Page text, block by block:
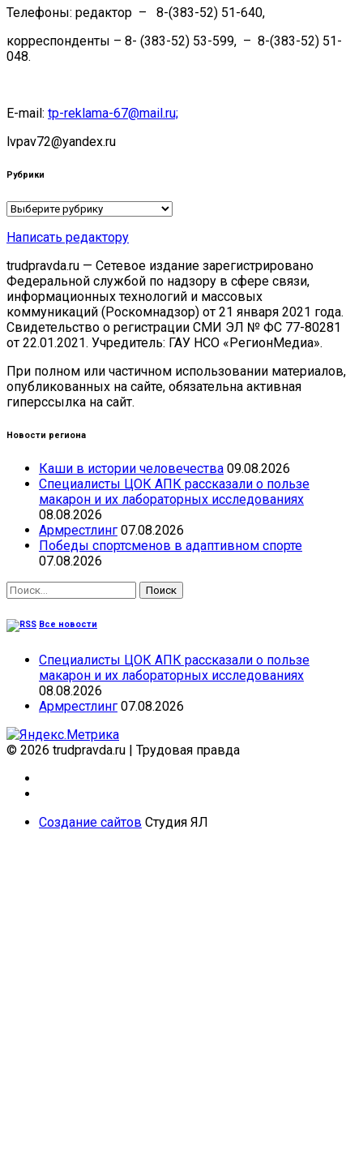
Телефоны: редактор – 8-(383-52) 51-640,
корреспонденты – 8- (383-52) 53-599, – 8-(383-52) 51-
048.
E-mail: tp-reklama-67@mail.ru;
lvpav72@yandex.ru
Рубрики
Рубрики
Написать редактору
trudpravda.ru — Сетевое издание зарегистрировано
Федеральной службой по надзору в сфере связи,
информационных технологий и массовых
коммуникаций (Роскомнадзор) от 21 января 2021 года.
Свидетельство о регистрации СМИ ЭЛ № ФС 77-80281
от 22.01.2021. Учредитель: ГАУ НСО «РегионМедиа».
При полном или частичном использовании материалов,
опубликованных на сайте, обязательна активная
гиперссылка на сайт.
Новости региона
Каши в истории человечества 09.08.2026
Специалисты ЦОК АПК рассказали о пользе
макарон и их лабораторных исследованиях
08.08.2026
Армрестлинг 07.08.2026
Победы спортсменов в адаптивном спорте
07.08.2026
Найти:
Все новости
Специалисты ЦОК АПК рассказали о пользе
макарон и их лабораторных исследованиях
08.08.2026
Армрестлинг 07.08.2026
© 2026 trudpravda.ru | Трудовая правда
Создание сайтов Студия ЯЛ